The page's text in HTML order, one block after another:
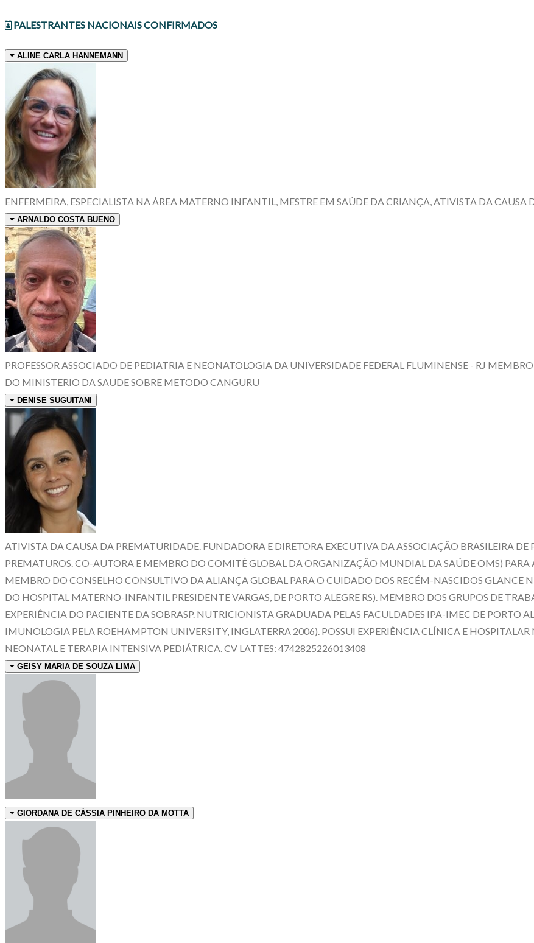
PALESTRANTES NACIONAIS CONFIRMADOS
ALINE CARLA HANNEMANN
ENFERMEIRA, ESPECIALISTA NA ÁREA MATERNO INFANTIL, MESTRE EM SAÚDE DA CRIANÇA, ATIVISTA DA
ARNALDO COSTA BUENO
PROFESSOR ASSOCIADO DE PEDIATRIA E NEONATOLOGIA DA UNIVERSIDADE FEDERAL FLUMINENSE - RJ
DO MINISTERIO DA SAUDE SOBRE METODO CANGURU
DENISE SUGUITANI
ATIVISTA DA CAUSA DA PREMATURIDADE. FUNDADORA E DIRETORA EXECUTIVA DA ASSOCIAÇÃO BRASILEIRA DE
PREMATUROS. CO-AUTORA E MEMBRO DO COMITÊ GLOBAL DA ORGANIZAÇÃO MUNDIAL DA SAÚDE OMS) PARA
MEMBRO DO CONSELHO CONSULTIVO DA ALIANÇA GLOBAL PARA O CUIDADO DOS RECÉM-NASCIDOS GLANCE
DO HOSPITAL MATERNO-INFANTIL PRESIDENTE VARGAS, DE PORTO ALEGRE RS). MEMBRO DOS GRUPOS DE
EXPERIÊNCIA DO PACIENTE DA SOBRASP. NUTRICIONISTA GRADUADA PELAS FACULDADES IPA-IMEC DE PORTO
IMUNOLOGIA PELA ROEHAMPTON UNIVERSITY, INGLATERRA 2006). POSSUI EXPERIÊNCIA CLÍNICA E
NEONATAL E TERAPIA INTENSIVA PEDIÁTRICA. CV LATTES: 4742825226013408
GEISY MARIA DE SOUZA LIMA
GIORDANA DE CÁSSIA PINHEIRO DA MOTTA